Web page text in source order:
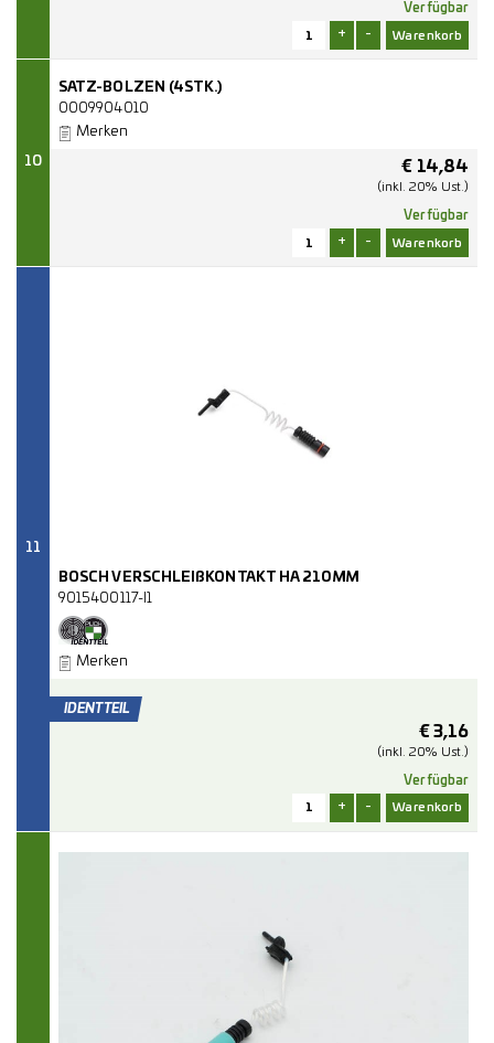
Verfügbar
+ -
10
SATZ-BOLZEN (4STK.)
0009904010
Merken
€ 14,84
(inkl. 20% Ust.)
Verfügbar
+ -
11
BOSCH VERSCHLEIßKONTAKT HA 210MM
9015400117-I1
Merken
€ 3,16
(inkl. 20% Ust.)
Verfügbar
+ -